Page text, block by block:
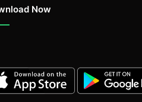
Now